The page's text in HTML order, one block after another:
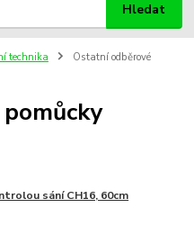
Hledat
technika
Ostatní odběrové
sání CH16, 60cm